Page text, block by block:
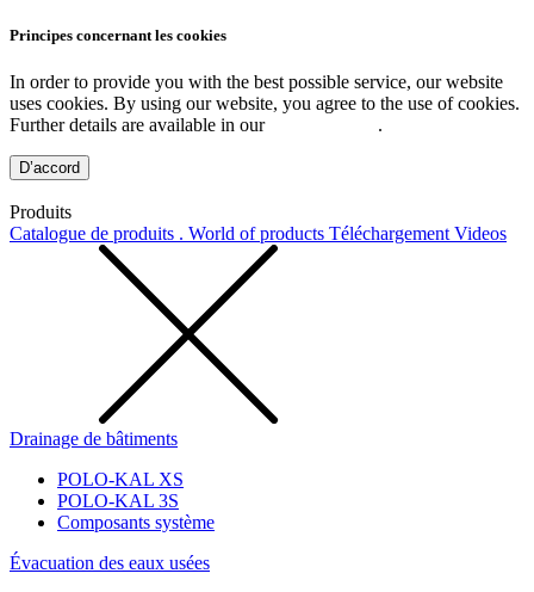
Principes concernant les cookies
In order to provide you with the best possible service, our website
uses cookies. By using our website, you agree to the use of cookies.
Further details are available in our
.
D’accord
Produits
Catalogue de produits . World of products Téléchargement Videos
Drainage de bâtiments
POLO-KAL XS
POLO-KAL 3S
Composants système
Évacuation des eaux usées